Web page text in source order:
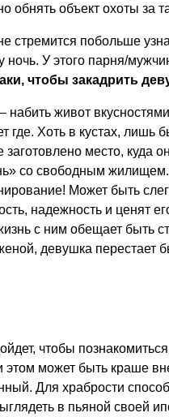
обнять объект охоты за
стремится побольше
ночь. У этого парня/
чтобы закадрить
живот
где. Хоть в кустах, лишь
место, куда
со свободным жилищем.
Может быть
надежность и ценят
с ним обещает быть
девушка перестает
чтобы
этом может быть краше
Для храбрости
в пьяной своей